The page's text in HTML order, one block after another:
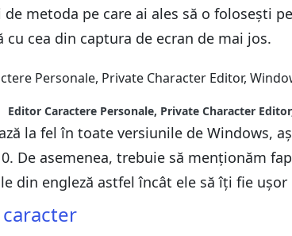
metoda pe care ai ales să o folosești
cea din captura de ecran de mai jos.
Editor Caractere Personale, Private Character
la fel în toate versiunile de Windows,
De asemenea, trebuie să menționăm
din engleză astfel încât ele să îți fie ușor